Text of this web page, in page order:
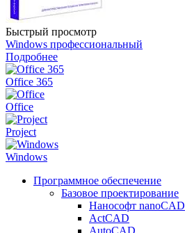
Быстрый просмотр
Windows профессиональный
Подробнее
Office 365
Office
Project
Windows
Программное обеспечение
Базовое проектирование
Нанософт nanoCAD
ActCAD
AutoCAD